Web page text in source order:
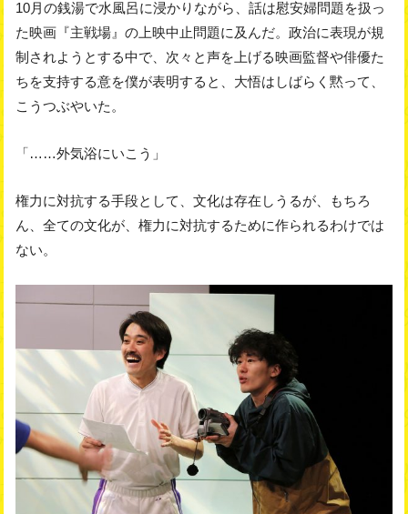
10月の銭湯で水風呂に浸かりながら、話は慰安婦問題を扱っ
た映画『主戦場』の上映中止問題に及んだ。政治に表現が規
制されようとする中で、次々と声を上げる映画監督や俳優た
ちを支持する意を僕が表明すると、大悟はしばらく黙って、
こうつぶやいた。
「……外気浴にいこう」
権力に対抗する手段として、文化は存在しうるが、もちろ
ん、全ての文化が、権力に対抗するために作られるわけでは
ない。